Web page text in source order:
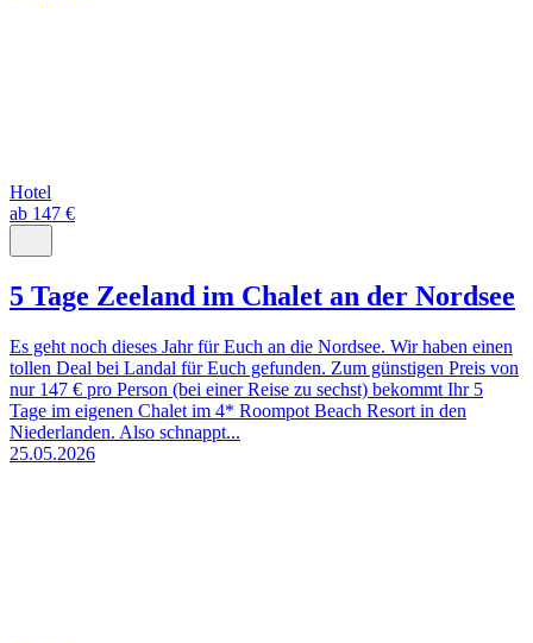
Hotel
ab 147 €
5 Tage Zeeland im Chalet an der Nordsee
Es geht noch dieses Jahr für Euch an die Nordsee. Wir haben einen
tollen Deal bei Landal für Euch gefunden. Zum günstigen Preis von
nur 147 € pro Person (bei einer Reise zu sechst) bekommt Ihr 5
Tage im eigenen Chalet im 4* Roompot Beach Resort in den
Niederlanden. Also schnappt...
25.05.2026